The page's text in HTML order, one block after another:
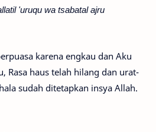
'uruqu wa tsabatal ajru
karena engkau dan Aku
Rasa haus telah hilang dan urat-
sudah ditetapkan insya Allah.